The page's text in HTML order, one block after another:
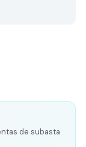
de subasta